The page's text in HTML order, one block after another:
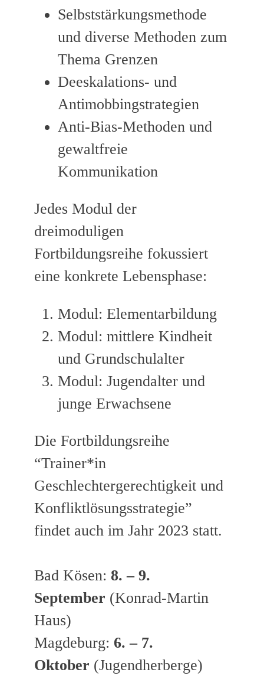
Selbststärkungsmethode
und diverse Methoden zum
Thema Grenzen
Deeskalations- und
Antimobbingstrategien
Anti-Bias-Methoden und
gewaltfreie
Kommunikation
Jedes Modul der
dreimoduligen
Fortbildungsreihe fokussiert
eine konkrete Lebensphase:
Modul: Elementarbildung
Modul: mittlere Kindheit
und Grundschulalter
Modul: Jugendalter und
junge Erwachsene
Die Fortbildungsreihe
“Trainer*in
Geschlechtergerechtigkeit und
Konfliktlösungsstrategie”
findet auch im Jahr 2023 statt.
Bad Kösen: 8. – 9.
September (Konrad-Martin
Haus)
Magdeburg: 6. – 7.
Oktober (Jugendherberge)